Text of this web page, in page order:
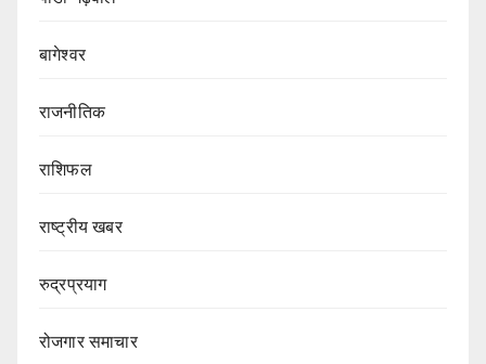
बागेश्वर
राजनीतिक
राशिफल
राष्ट्रीय खबर
रुद्रप्रयाग
रोजगार समाचार